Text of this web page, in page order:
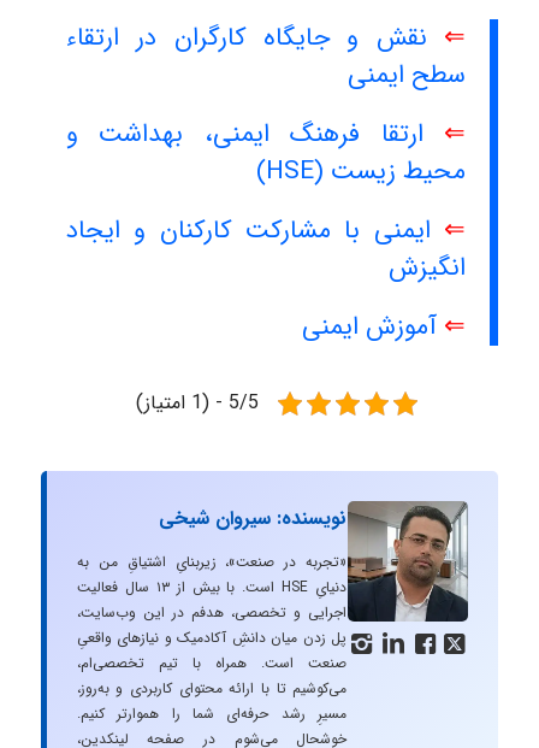
⇐ نقش و جایگاه کارگران در ارتقاء
سطح ایمنی
⇐ ارتقا فرهنگ ایمنی، بهداشت و
محیط زیست (HSE)
⇐ ایمنی با مشارکت کارکنان و ایجاد
انگیزش
⇐ آموزش ایمنی
5/5 - (1 امتیاز)
   
نویسنده: سیروان شیخی
«تجربه در صنعت»، زیربنایِ اشتیاقِ من به
دنیایِ HSE است. با بیش از ۱۳ سال فعالیت
اجرایی و تخصصی، هدفم در این وب‌سایت،
پل زدن میان دانشِ آکادمیک و نیازهای واقعیِ
صنعت است. همراه با تیم تخصصی‌ام،
می‌کوشیم تا با ارائه محتوای کاربردی و به‌روز،
مسیرِ رشد حرفه‌ای شما را هموارتر کنیم.
خوشحال می‌شوم در صفحه لینکدین،